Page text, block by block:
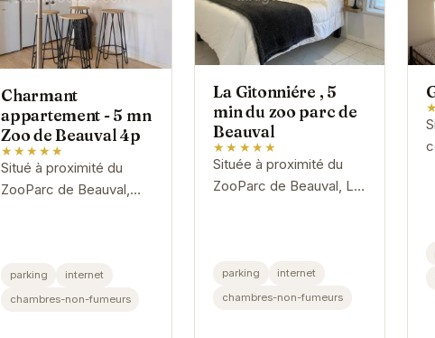
Charmant
appartement - 5 mn
Zoo de Beauval 4p
★★★★★
Situé à proximité du
ZooParc de Beauval,
équipé pour un séjour
agréable.
parking
internet
chambres-non-fumeurs
La Gitonniére , 5
min du zoo parc de
Beauval
★★★★★
Située à proximité du
ZooParc de Beauval, La
équipé. Idéal pour les
familles et les...
parking
internet
chambres-non-fumeurs